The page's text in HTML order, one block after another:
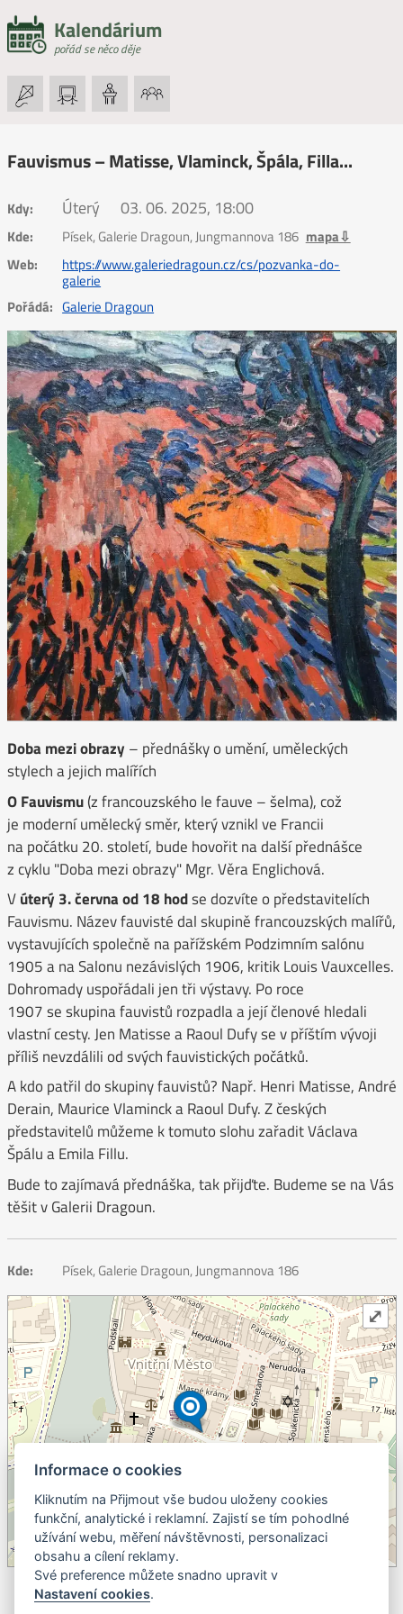
Kalendárium
pořád se něco děje
Fauvismus – Matisse, Vlaminck, Špála, Filla...
Kdy: Úterý 03. 06. 2025, 18:00
Kde: Písek, Galerie Dragoun, Jungmannova 186 mapa⇩
Web:
https://www.galeriedragoun.cz/cs/pozvanka-do-
galerie
Pořádá: Galerie Dragoun
Doba mezi obrazy – přednášky o umění, uměleckých
stylech a jejich malířích
O Fauvismu(z francouzského le fauve – šelma), což
je moderní umělecký směr, který vznikl ve Francii
na počátku 20. století, bude hovořit na další přednášce
z cyklu "Doba mezi obrazy" Mgr. Věra Englichová.
Vúterý 3. června od 18 hodse dozvíte o představitelích
Fauvismu. Název fauvisté dal skupině francouzských malířů,
vystavujících společně na pařížském Podzimním salónu
1905 a na Salonu nezávislých 1906, kritik Louis Vauxcelles.
Dohromady uspořádali jen tři výstavy. Po roce
1907 se skupina fauvistů rozpadla a její členové hledali
vlastní cesty. Jen Matisse a Raoul Dufy se v příštím vývoji
příliš nevzdálili od svých fauvistických počátků.
A kdo patřil do skupiny fauvistů? Např. Henri Matisse, André
Derain, Maurice Vlaminck a Raoul Dufy. Z českých
představitelů můžeme k tomuto slohu zařadit Václava
Špálu a Emila Fillu.
Bude to zajímavá přednáška, tak přijďte. Budeme se na Vás
těšit v Galerii Dragoun.
Kde: Písek, Galerie Dragoun, Jungmannova 186
©OpenStreetMapcontributors.
⤢
Informace o cookies
Kliknutím na Přijmout vše budou uloženy cookies
funkční, analytické i reklamní. Zajistí se tím pohodlné
užívání webu, měření návštěvnosti, personalizaci
obsahu a cílení reklamy.
Své preference můžete snadno upravit v
Nastavení cookies.